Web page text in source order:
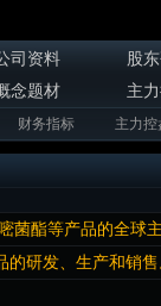
司资料
股
念题材 主
财务指标 主力控
菌酯等产品的全球
的研发、生产和销